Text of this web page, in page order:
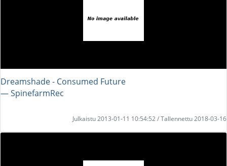
Dreamshade - Consumed Future
― SpinefarmRec
Julkaistu 2013-01-11 10:54:52 / Tallennettu 2018-03-16